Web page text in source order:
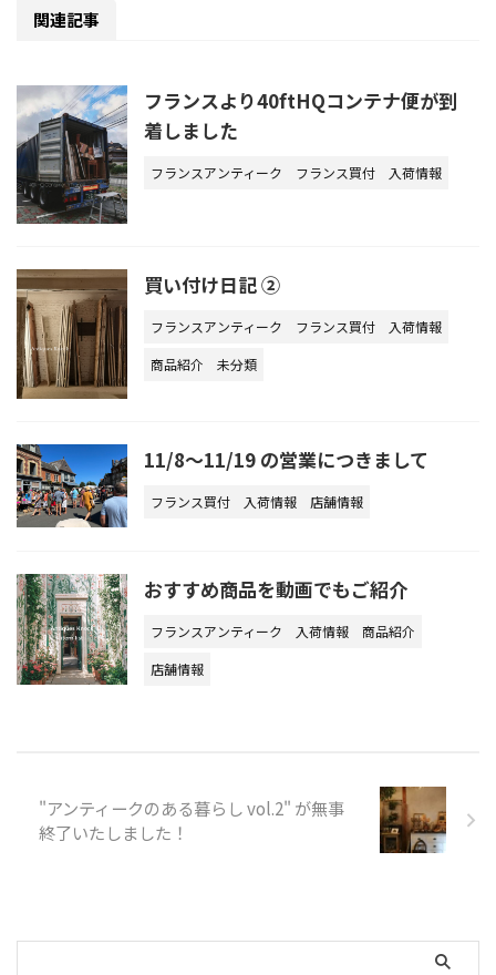
関連記事
フランスより40ftHQコンテナ便が到
着しました
フランスアンティーク フランス買付 入荷情報
買い付け日記 ②
フランスアンティーク フランス買付
入荷情報
商品紹介
未分類
11/8～11/19 の営業につきまして
フランス買付 入荷情報 店舗情報
おすすめ商品を動画でもご紹介
フランスアンティーク 入荷情報
商品紹介
店舗情報
"アンティークのある暮らし vol.2" が無事
終了いたしました！